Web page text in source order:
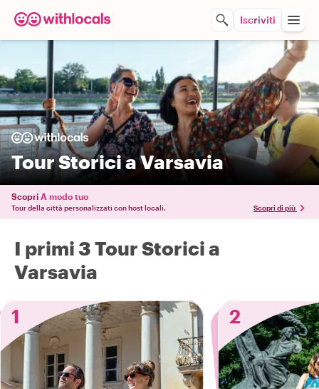
Iscriviti
Tour Storici a Varsavia
Scopri A modo tuo
Tour della città personalizzati con host locali. Scopri di più
I primi 3 Tour Storici a
Varsavia
1
2